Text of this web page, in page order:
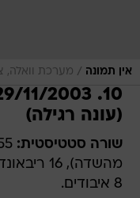
אין תמונה / מערכת וואלה,
(עונה רגילה)
שורה סטטיסטית:
8 איבודים.